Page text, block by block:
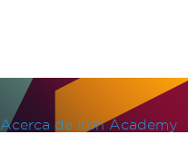
Acerca de Iron Academy